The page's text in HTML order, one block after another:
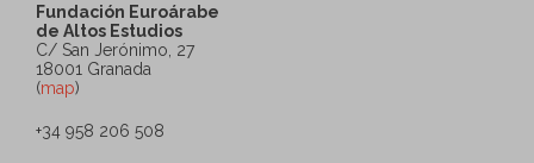
Fundación Euroárabe
de Altos Estudios
C/ San Jerónimo, 27
18001 Granada
(map)
+34 958 206 508